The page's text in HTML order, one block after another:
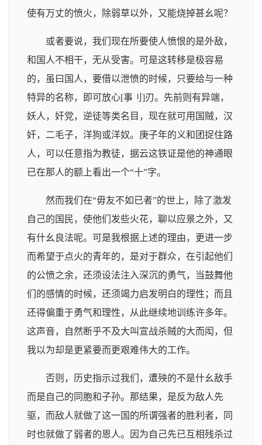
使有万丈的愤火，除弱草以外，又能烧掉甚幺呢？
或者要说，我们现在所要使人愤恨的是外敌，
和国人不相干，无从受害。可是这转移是极容易
的，虽曰国人，要借以泄愤的时候，只要给与一种
特异的名称，即可放心[事刂]刃。先前则有异端，
妖人，奸党，逆徒等类名目，现在就可用国贼，汉
奸，二毛子，洋狗或洋奴。庚子年的义和团捉住路
人，可以任意指为教徒，据云这铁证是他的神通眼
已在那人的额上看出一个“十”字。
然而我们在“毋友不如已者”的世上，除了激发
自己的国民，使他们发些火花，聊以应景之外，又
有什幺良法呢。可是我根据上述的理由，更进一步
而希望于点火的青年的，是对于群众，在引起他们
的公愤之余，还须设法注入深沉的勇气，当鼓舞他
们的感情的时候，还须竭力启发明白的理性；而且
还得偏重于勇气和理性，从此继续地训练许多年。
这声音，自然断乎不及大叫宣战杀贼的大而闳，但
我以为却是更紧要而更艰难伟大的工作。
否则，历史指示过我们，遭殃的不是什幺敌手
而是自己的同胞和子孙。那结果，是反为敌人先
驱，而敌人就做了这一国的所谓强者的胜利者，同
时也就做了弱者的恩人。因为自己先已互相残杀过